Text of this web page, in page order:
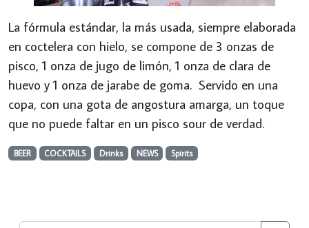
La fórmula estándar, la más usada, siempre elaborada
en coctelera con hielo, se compone de 3 onzas de
pisco, 1 onza de jugo de limón, 1 onza de clara de
huevo y 1 onza de jarabe de goma. Servido en una
copa, con una gota de angostura amarga, un toque
que no puede faltar en un pisco sour de verdad.
BEER COCKTAILS Drinks NEWS Spirits